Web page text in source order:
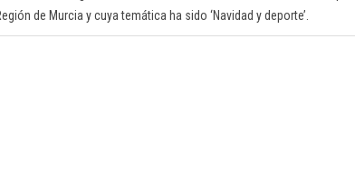
de Murcia y cuya temática ha sido ‘Navidad y deporte’.